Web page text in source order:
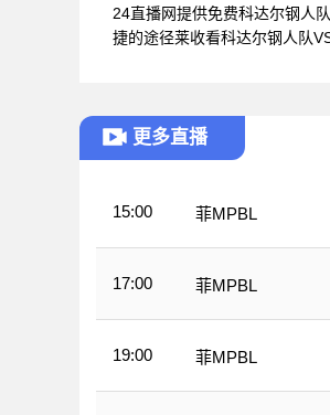
24直播网提供免费科达尔钢人
捷的途径莱收看科达尔钢人队
更多直播
15:00 菲MPBL
17:00 菲MPBL
19:00 菲MPBL